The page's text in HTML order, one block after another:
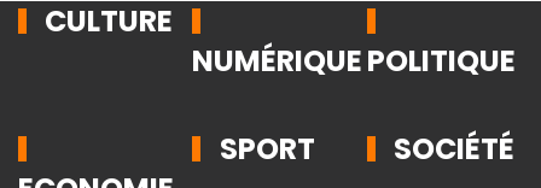
CULTURE
NUMÉRIQUEPOLITIQUE
SPORT SOCIÉTÉ